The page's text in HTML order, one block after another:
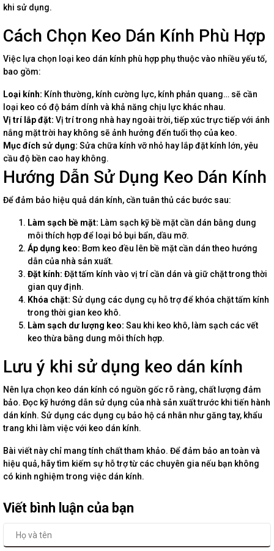
khi sử dụng.
Cách Chọn Keo Dán Kính Phù Hợp
Việc lựa chọn loại keo dán kính phù hợp phụ thuộc vào nhiều yếu tố,
bao gồm:
Loại kính: Kính thường, kính cường lực, kính phản quang… sẽ cần
loại keo có độ bám dính và khả năng chịu lực khác nhau.
Vị trí lắp đặt: Vị trí trong nhà hay ngoài trời, tiếp xúc trực tiếp với ánh
nắng mặt trời hay không sẽ ảnh hưởng đến tuổi thọ của keo.
Mục đích sử dụng: Sửa chữa kính vỡ nhỏ hay lắp đặt kính lớn, yêu
cầu độ bền cao hay không.
Hướng Dẫn Sử Dụng Keo Dán Kính
Để đảm bảo hiệu quả dán kính, cần tuân thủ các bước sau:
Làm sạch bề mặt: Làm sạch kỹ bề mặt cần dán bằng dung
môi thích hợp để loại bỏ bụi bẩn, dầu mỡ.
Áp dụng keo: Bơm keo đều lên bề mặt cần dán theo hướng
dẫn của nhà sản xuất.
Đặt kính: Đặt tấm kính vào vị trí cần dán và giữ chặt trong thời
gian quy định.
Khóa chặt: Sử dụng các dụng cụ hỗ trợ để khóa chặt tấm kính
trong thời gian keo khô.
Làm sạch dư lượng keo: Sau khi keo khô, làm sạch các vết
keo thừa bằng dung môi thích hợp.
Lưu ý khi sử dụng keo dán kính
Nên lựa chọn keo dán kính có nguồn gốc rõ ràng, chất lượng đảm
bảo. Đọc kỹ hướng dẫn sử dụng của nhà sản xuất trước khi tiến hành
dán kính. Sử dụng các dụng cụ bảo hộ cá nhân như găng tay, khẩu
trang khi làm việc với keo dán kính.
Bài viết này chỉ mang tính chất tham khảo. Để đảm bảo an toàn và
hiệu quả, hãy tìm kiếm sự hỗ trợ từ các chuyên gia nếu bạn không
có kinh nghiệm trong việc dán kính.
Viết bình luận của bạn